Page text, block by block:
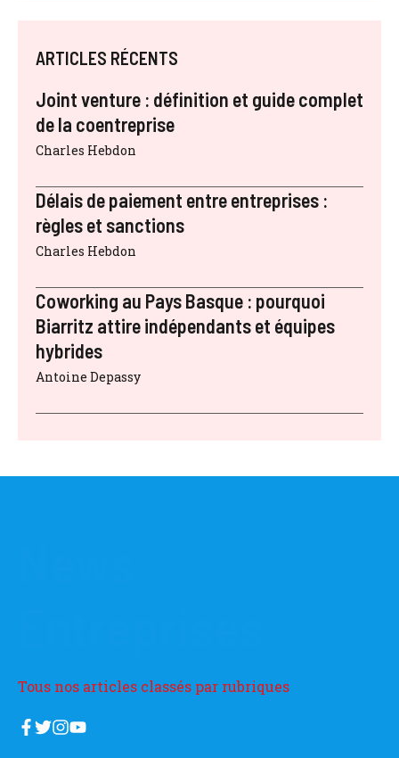
ARTICLES RÉCENTS
Joint venture : définition et guide complet
de la coentreprise
Charles Hebdon
Délais de paiement entre entreprises :
règles et sanctions
Charles Hebdon
Coworking au Pays Basque : pourquoi
Biarritz attire indépendants et équipes
hybrides
Antoine Depassy
Tous nos articles classés par rubriques